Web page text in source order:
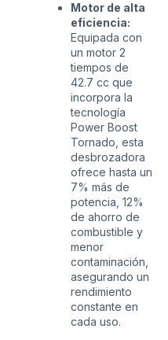
Motor de alta
eficiencia:
Equipada con
un motor 2
tiempos de
42.7 cc que
incorpora la
tecnología
Power Boost
Tornado, esta
desbrozadora
ofrece hasta un
7% más de
potencia, 12%
de ahorro de
combustible y
menor
contaminación,
asegurando un
rendimiento
constante en
cada uso.